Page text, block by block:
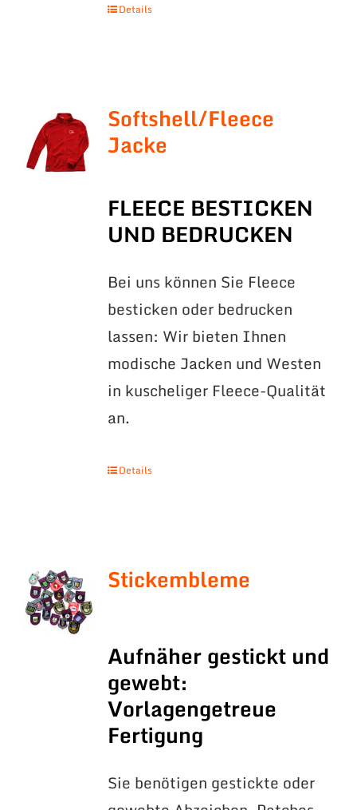
Details
Softshell/Fleece
Jacke
FLEECE BESTICKEN
UND BEDRUCKEN
Bei uns können Sie Fleece
besticken oder bedrucken
lassen: Wir bieten Ihnen
modische Jacken und Westen
in kuscheliger Fleece-Qualität
an.
Details
Stickembleme
Aufnäher gestickt und
gewebt:
Vorlagengetreue
Fertigung
Sie benötigen gestickte oder